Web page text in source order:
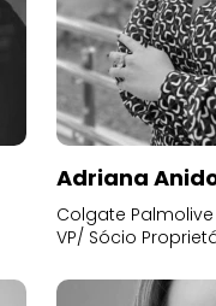
Adriana
Colgate
VP/ Sócio